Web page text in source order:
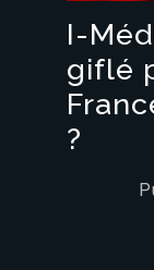
I-
giflé
?